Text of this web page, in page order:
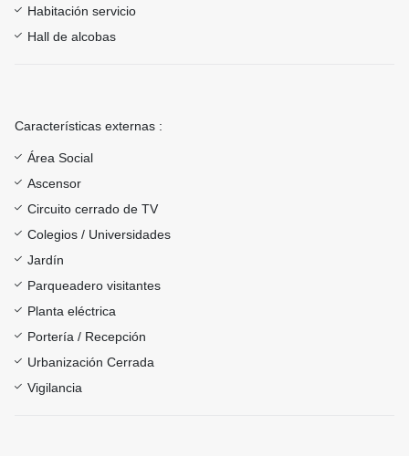
Habitación servicio
Hall de alcobas
Características externas :
Área Social
Ascensor
Circuito cerrado de TV
Colegios / Universidades
Jardín
Parqueadero visitantes
Planta eléctrica
Portería / Recepción
Urbanización Cerrada
Vigilancia